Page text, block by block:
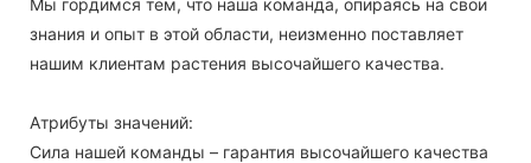
знания и опыт в этой области, неизменно поставляет
нашим клиентам растения высочайшего качества.
Атрибуты значений:
Сила нашей команды – гарантия высочайшего качества